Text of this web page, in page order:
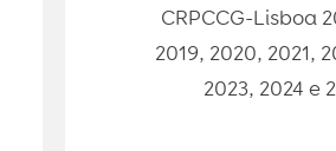
CRPCCG-Lisboa
2019, 2020, 2021,
2023, 2024 e